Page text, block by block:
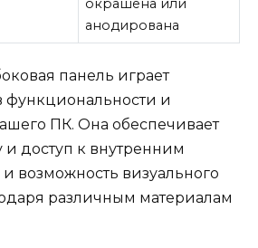
окрашена или
анодирована
панель играет
функциональности и
ПК. Она обеспечивает
и доступ к внутренним
возможность визуального
различным материалам